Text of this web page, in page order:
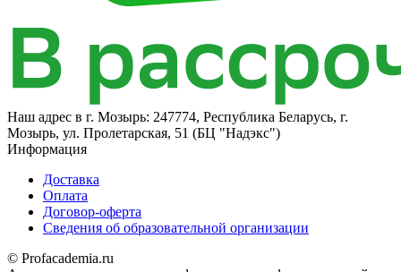
Наш адрес в г. Мозырь: 247774, Республика Беларусь, г.
Мозырь, ул. Пролетарская, 51 (БЦ "Надэкс")
Информация
Доставка
Оплата
Договор-оферта
Сведения об образовательной организации
© Profacademia.ru